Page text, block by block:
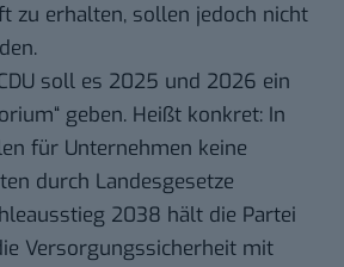
zu erhalten, sollen jedoch nicht
soll es 2025 und 2026 ein
geben. Heißt konkret: In
für Unternehmen keine
durch Landesgesetze
2038 hält die Partei
Versorgungssicherheit mit